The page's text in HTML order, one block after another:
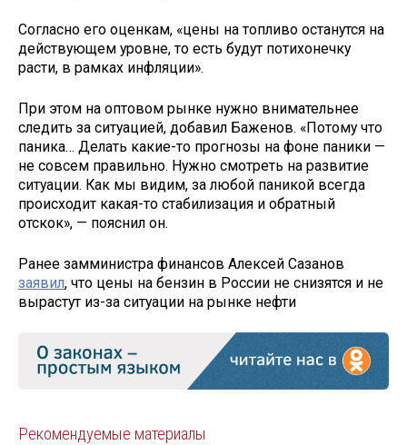
Согласно его оценкам, «цены на топливо останутся на
действующем уровне, то есть будут потихонечку
расти, в рамках инфляции».
При этом на оптовом рынке нужно внимательнее
следить за ситуацией, добавил Баженов. «Потому что
паника… Делать какие-то прогнозы на фоне паники —
не совсем правильно. Нужно смотреть на развитие
ситуации. Как мы видим, за любой паникой всегда
происходит какая-то стабилизация и обратный
отскок», — пояснил он.
Ранее замминистра финансов Алексей Сазанов
заявил, что цены на бензин в России не снизятся и не
вырастут из-за ситуации на рынке нефти
Рекомендуемые материалы